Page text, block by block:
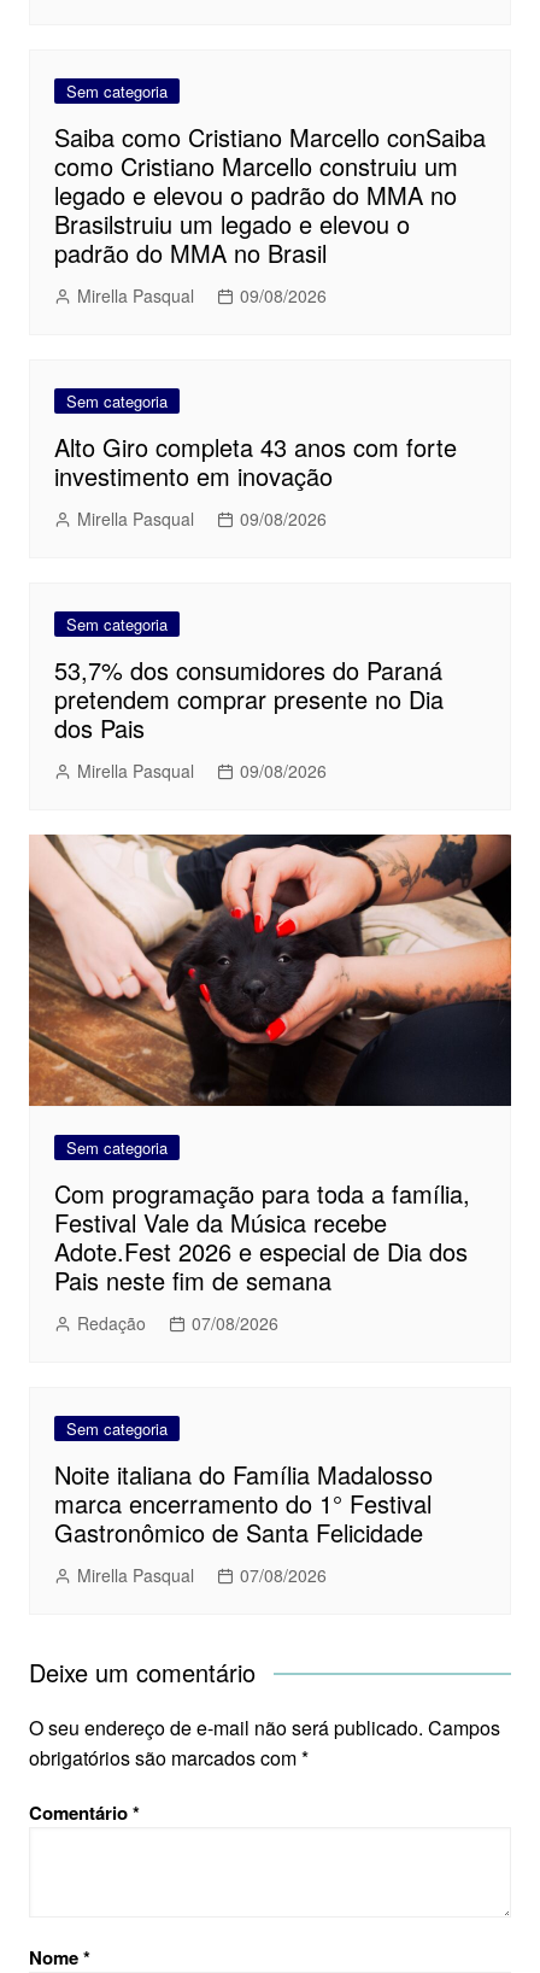
Sem categoria
Saiba como Cristiano Marcello conSaiba
como Cristiano Marcello construiu um
legado e elevou o padrão do MMA no
Brasilstruiu um legado e elevou o
padrão do MMA no Brasil
Mirella Pasqual 09/08/2026
Sem categoria
Alto Giro completa 43 anos com forte
investimento em inovação
Mirella Pasqual 09/08/2026
Sem categoria
53,7% dos consumidores do Paraná
pretendem comprar presente no Dia
dos Pais
Mirella Pasqual 09/08/2026
Sem categoria
Com programação para toda a família,
Festival Vale da Música recebe
Adote.Fest 2026 e especial de Dia dos
Pais neste fim de semana
Redação 07/08/2026
Sem categoria
Noite italiana do Família Madalosso
marca encerramento do 1° Festival
Gastronômico de Santa Felicidade
Mirella Pasqual 07/08/2026
Deixe um comentário
O seu endereço de e-mail não será publicado. Campos
obrigatórios são marcados com*
Comentário*
Nome*